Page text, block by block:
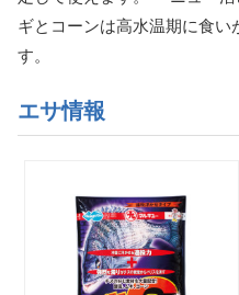
ギとコーンは高水温期に食い
す。
エサ情報